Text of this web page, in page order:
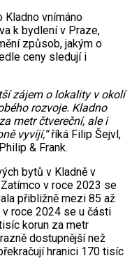
Kladno vnímáno
k bydlení v Praze,
způsob, jakým o
ceny sledují i
zájem o lokality v okolí
rozvoje. Kladno
metr čtvereční, ale i
vyvíjí,“říká Filip Šejvl,
& Frank.
bytů v Kladně v
v roce 2023 se
přibližně mezi 85 až
roce 2024 se u části
korun za metr
dostupnější než
hranici 170 tisíc